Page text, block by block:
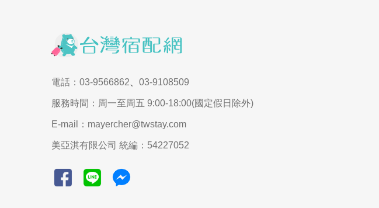
電話：03-9566862 03-9108509
服務時間：周一至周五 9:00-18:00(國定假日除外)
E-mail：mayercher@twstay.com
美亞淇有限公司 統編：54227052